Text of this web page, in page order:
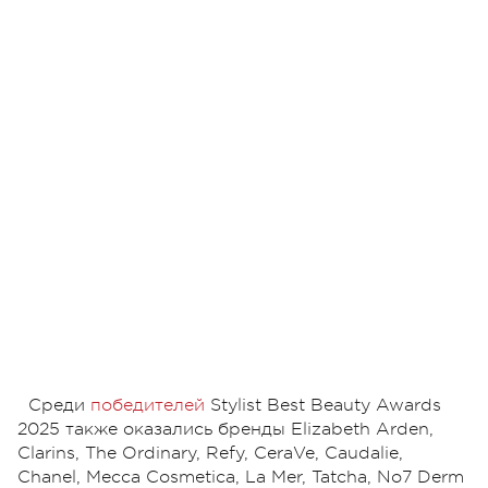
Среди победителей Stylist Best Beauty Awards
2025 также оказались бренды Elizabeth Arden,
Clarins, The Ordinary, Refy, CeraVe, Caudalie,
Chanel, Mecca Cosmetica, La Mer, Tatcha, No7 Derm